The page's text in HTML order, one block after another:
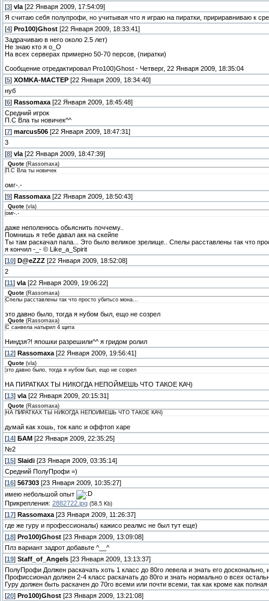
[3] vla [22 Января 2009, 17:54:09]
Я считаю себя полупрофи, но учитывая что я играю на пиратки, пририравниваю к
[4] Pro100)Ghost [22 Января 2009, 18:33:41]
Задрачиваю в него около 2.5 лет)
Не знаю кто я o_O
На всех серверах примерно 50-70 персов, (пиратки)
Сообщение отредактировал Pro100)Ghost - Четверг, 22 Января 2009, 18:35:04
[5] XOMKA-MACTEP [22 Января 2009, 18:34:40]
нуб
[6] Rassomaxa [22 Января 2009, 18:45:48]
Средний игрок
П.С Вла ты новичек^^
[7] marcus506 [22 Января 2009, 18:47:31]
3
[8] vla [22 Января 2009, 18:47:39]
Quote (Rassomaxa)
П.С Вла ты новичек
омг-.-
[9] Rassomaxa [22 Января 2009, 18:50:43]
Quote (vla)
омг-.-
даже неполенюсь обьяснить поччему..
Помнишь я тебе давал акк на скейпе
Ты там раскачал пала... Это было великое зрелище.. Спелы расставлены так что
я кончил -_- © Like_a_Spirit
[10] D@eZZZ [22 Января 2009, 18:52:08]
2
[11 ] vla [22 Января 2009, 19:06:22]
Quote (Rassomaxa)
Спелы расставлены так что просто убитьсо мона...
это давно было, тогда я нубом был, ещо не созрел
Quote (Rassomaxa)
С санвела натырил 4 щита
Ниндзя?! япошки разрешили^^ я гридом ролил
[12] Rassomaxa [22 Января 2009, 19:56:41]
Quote (vla)
это давно было, тогда я нубом был, ещо не созрел
НА ПИРАТКАХ ТЫ НИКОГДА НЕПОЙМЕШЬ ЧТО ТАКОЕ КАЧ)
[13] vla [22 Января 2009, 20:15:31]
Quote (Rassomaxa)
НА ПИРАТКАХ ТЫ НИКОГДА НЕПОЙМЕШЬ ЧТО ТАКОЕ КАЧ)
думай как хошь, ток капс и оффтоп харе
[14] БАМ [22 Января 2009, 22:35:25]
№2
[15] Slaidi [23 Января 2009, 03:35:14]
Средний ПолуПрофи =)
[16] 567303 [23 Января 2009, 10:35:27]
имею небольшой опыт
Прикрепления: 2882722.jpg (58.5 Kb)
[17] Rassomaxa [23 Января 2009, 11:26:37]
где же гуру и профессионалы) кажисо реалмс не был тут еще)
[18] Pro100)Ghost [23 Января 2009, 13:09:08]
Плз вариант задрот добавьте ^__^
[19] Staff_of_Angels [23 Января 2009, 13:13:37]
ПолуПрофи Должен раскачать хоть 1 класс до 80го левела и знать его
Профиссионал должен 2-4 класс раскачать до 80го и знать нормально о всех
Гуру должен быть раскачен до 70го всеми или почти всеми, так как кроме как
[20] Pro100)Ghost [23 Января 2009, 13:21:08]